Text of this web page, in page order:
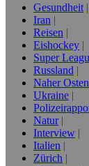
Gesundheit
Iran
Reisen
Eishockey
Super
Russland
Naher Osten
Ukraine
Natur
Interview
Italien
Zürich